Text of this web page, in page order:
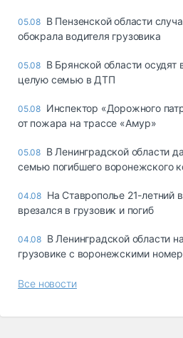
05.08 В Пензенской области
обокрала водителя грузовика
05.08 В Брянской области осудят
целую семью в ДТП
05.08 Инспектор «Дорожного
от пожара на трассе «Амур»
05.08 В Ленинградской области
семью погибшего воронежского
04.08 На Ставрополье 21-летний
врезался в грузовик и погиб
04.08 В Ленинградской области
грузовике с воронежскими
Все новости